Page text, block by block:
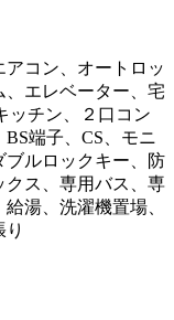
コン、オートロッ
、エレベーター、宅
ッチン、２口コン
端子、CS、モニ
ブルロックキー、防
クス、専用バス、専
湯、洗濯機置場、